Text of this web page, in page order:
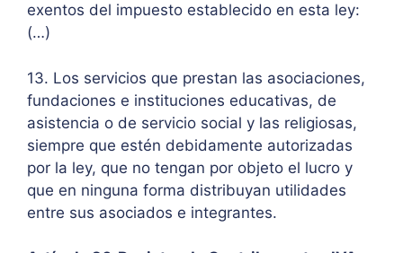
exentos del impuesto establecido en esta ley:
(…)
13. Los servicios que prestan las asociaciones,
fundaciones e instituciones educativas, de
asistencia o de servicio social y las religiosas,
siempre que estén debidamente autorizadas
por la ley, que no tengan por objeto el lucro y
que en ninguna forma distribuyan utilidades
entre sus asociados e integrantes.